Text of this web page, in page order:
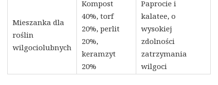
Mieszanka dla
roślin
wilgociolubnych
Kompost
40%, torf
20%, perlit
20%,
keramzyt
20%
Paprocie i
kalatee, o
wysokiej
zdolności
zatrzymania
wilgoci